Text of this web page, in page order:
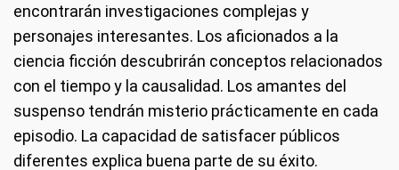
encontrarán investigaciones complejas y
personajes interesantes. Los aficionados a la
ciencia ficción descubrirán conceptos relacionados
con el tiempo y la causalidad. Los amantes del
suspenso tendrán misterio prácticamente en cada
episodio. La capacidad de satisfacer públicos
diferentes explica buena parte de su éxito.